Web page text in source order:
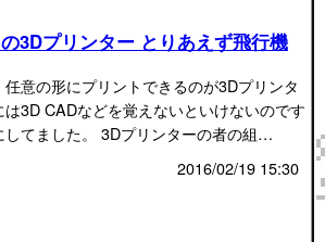
3Dプリンター とりあえず飛行機
意の形にプリントできるのが3Dプリンタ
3D CADなどを覚えないといけないのです
してました。 3Dプリンターの者の組…
2016/02/19 15:30